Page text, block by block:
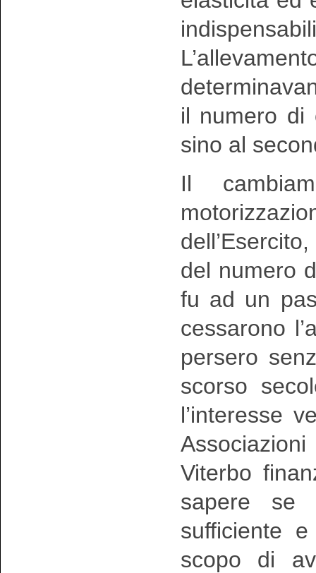
il numero di
sino al
Il
del numero
fu ad un
cessarono
persero
scorso
l’interesse
Viterbo
sapere se
sufficiente
scopo di